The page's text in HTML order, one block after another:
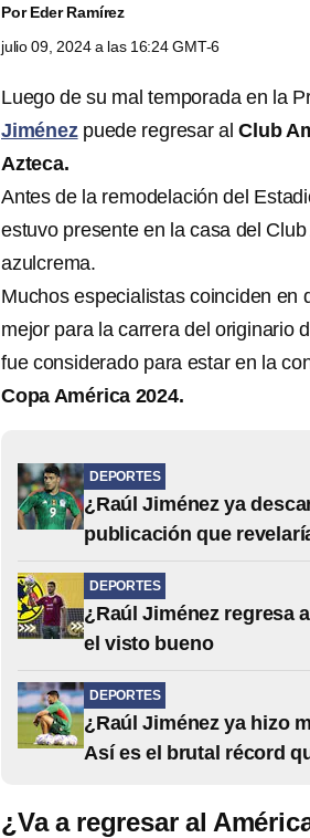
PorEder Ramírez
julio 09, 2024 a las 16:24 GMT-6
Luego de su mal temporada en la
Jiménez puede regresar al Club
Azteca.
Antes de la remodelación del
estuvo presente en la casa del
azulcrema.
Muchos especialistas coinciden en
mejor para la carrera del originario
fue considerado para estar en la
Copa América 2024.
DEPORTES
¿Raúl Jiménez ya
publicación que
DEPORTES
¿Raúl Jiménez regresa
el visto bueno
DEPORTES
¿Raúl Jiménez ya hizo
Así es el brutal récord
¿Va a regresar al